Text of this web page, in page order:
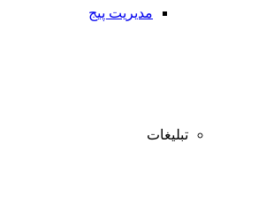
مدیریت پیج
تبلیغات